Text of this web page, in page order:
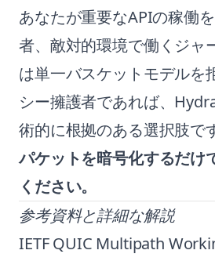
あなたが重要なAPIの稼働
者、敵対的環境で働くジャ
は単一バスケットモデルを
シー擁護者であれば、
術的に根拠のある選択肢で
パケットを暗号化するだけ
ください。
参考資料と詳細な解説
IETF QUIC Multipath